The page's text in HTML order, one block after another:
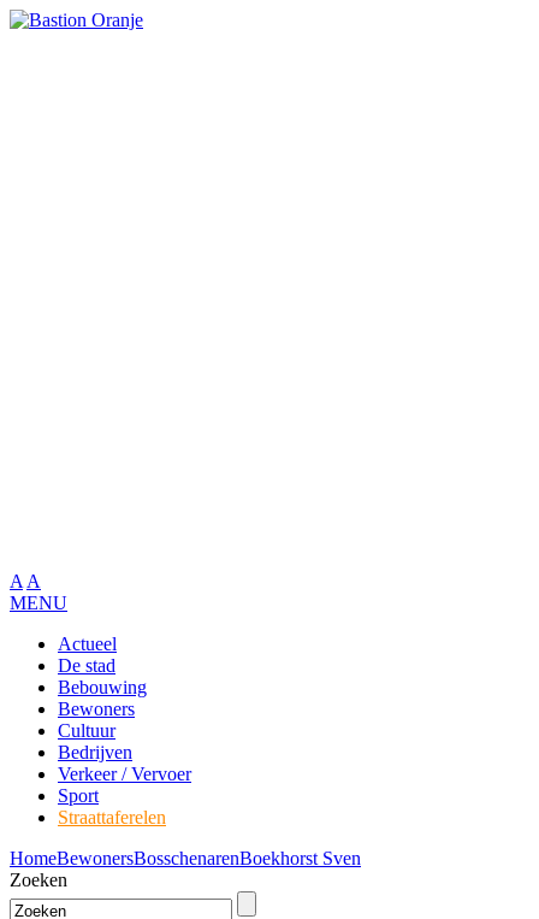
A A
MENU
Actueel
De stad
Bebouwing
Bewoners
Cultuur
Bedrijven
Verkeer / Vervoer
Sport
Straattaferelen
HomeBewonersBosschenarenBoekhorst Sven
Zoeken